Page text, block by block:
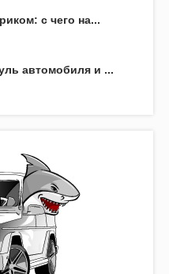
с чего на...
автомобиля и ...